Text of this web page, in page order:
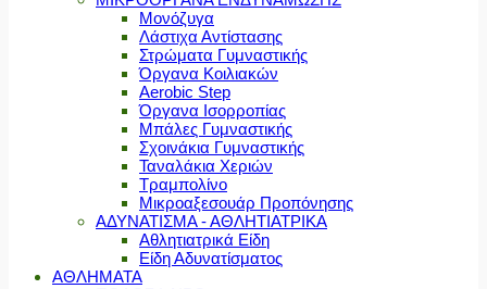
Μονόζυγα
Λάστιχα Αντίστασης
Στρώματα Γυμναστικής
Όργανα Κοιλιακών
Aerobic Step
Όργανα Ισορροπίας
Μπάλες Γυμναστικής
Σχοινάκια Γυμναστικής
Ταναλάκια Χεριών
Τραμπολίνο
Μικροαξεσουάρ Προπόνησης
ΑΔΥΝΑΤΙΣΜΑ - ΑΘΛΗΤΙΑΤΡΙΚΑ
Αθλητιατρικά Είδη
Είδη Αδυνατίσματος
ΑΘΛΗΜΑΤΑ